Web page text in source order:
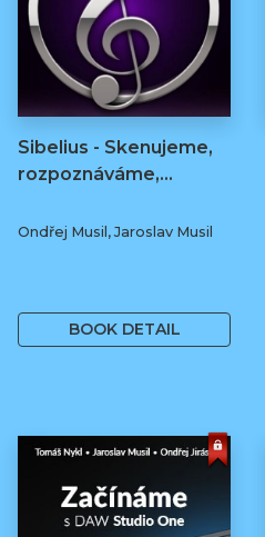
Sibelius - Skenujeme,
rozpoznáváme,...
Ondřej Musil, Jaroslav Musil
BOOK DETAIL